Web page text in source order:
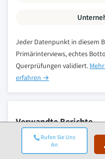
Rufen Sie Uns
An
Jeder Datenpunkt in diesem
Primärinterviews, echtes
Querprüfungen validiert.
erfahren →
Verwandte Berichte